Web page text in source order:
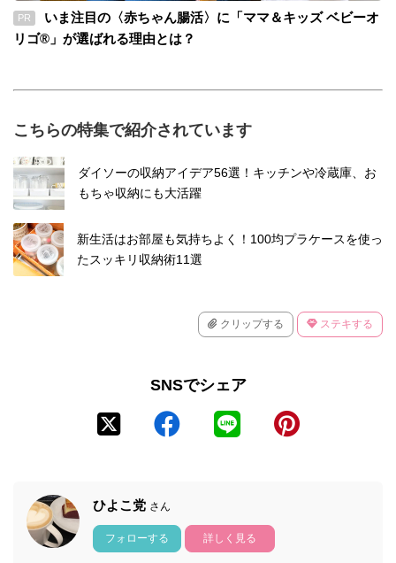
PR
いま注目の〈赤ちゃん腸活〉に「ママ＆キッズ ベビーオ
リゴ®」が選ばれる理由とは？
こちらの特集で紹介されています
ダイソーの収納アイデア56選！キッチンや冷蔵庫、お
もちゃ収納にも大活躍
新生活はお部屋も気持ちよく！100均プラケースを使っ
たスッキリ収納術11選
クリップする ステキする
SNSでシェア
ひよこ党 さん
フォローする 詳しく見る